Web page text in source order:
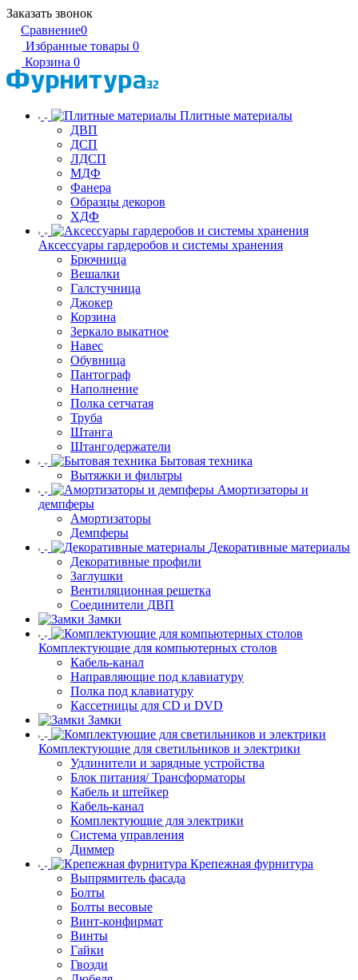
Заказать звонок
Сравнение0
Избранные товары 0
Корзина 0
Плитные материалы
ДВП
ДСП
ЛДСП
МДФ
Фанера
Образцы декоров
ХДФ
Аксессуары гардеробов и системы хранения
Брючница
Вешалки
Галстучница
Джокер
Корзина
Зеркало выкатное
Навес
Обувница
Пантограф
Наполнение
Полка сетчатая
Труба
Штанга
Штангодержатели
Бытовая техника
Вытяжки и фильтры
Амортизаторы и
демпферы
Амортизаторы
Демпферы
Декоративные материалы
Декоративные профили
Заглушки
Вентиляционная решетка
Соединители ДВП
Замки
Комплектующие для компьютерных столов
Кабель-канал
Направляющие под клавиатуру
Полка под клавиатуру
Кассетницы для CD и DVD
Замки
Комплектующие для светильников и электрики
Удлинители и зарядные устройства
Блок питания/ Трансформаторы
Кабель и штейкер
Кабель-канал
Комплектующие для электрики
Система управления
Диммер
Крепежная фурнитура
Выпрямитель фасада
Болты
Болты весовые
Винт-конфирмат
Винты
Гайки
Гвозди